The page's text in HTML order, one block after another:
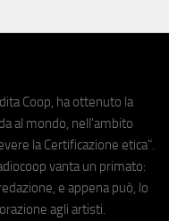
Coop, ha ottenuto la
al mondo, nell'ambito
la Certificazione etica".
vanta un primato:
e appena può, lo
agli artisti.